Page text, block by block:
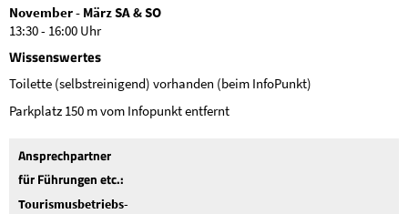
November - März SA & SO
13:30 - 16:00 Uhr
Wissenswertes
Toilette (selbstreinigend) vorhanden (beim InfoPunkt)
Parkplatz 150 m vom Infopunkt entfernt
Ansprechpartner
für Führungen etc.:
Tourismusbetriebs-